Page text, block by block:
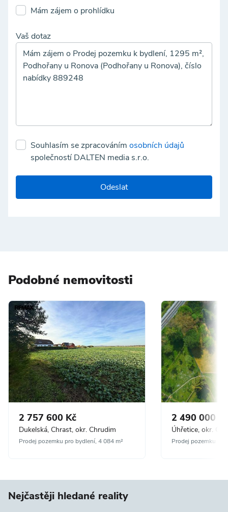
Mám zájem o prohlídku
Vaš dotaz
Souhlasím se zpracováním osobních údajů
společností DALTEN media s.r.o.
Odeslat
Podobné nemovitosti
2 757 600 Kč
Dukelská, Chrast, okr. Chrudim
Prodej pozemku pro bydlení, 4 084 m²
2 490 000
Úhřetice, okr.
Prodej pozemku
Nejčastěji hledané reality